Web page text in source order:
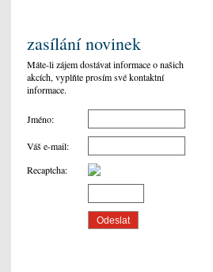
zasílání novinek
Máte-li zájem dostávat informace o našich
akcích, vyplňte prosím své kontaktní
informace.
Jméno:
Váš e-mail:
Recaptcha: